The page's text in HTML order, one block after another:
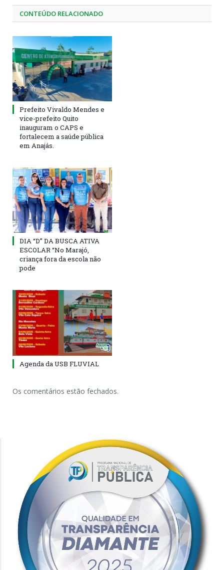
CONTEÚDO RELACIONADO
Prefeito Vivaldo Mendes e
vice-prefeito Quito
inauguram o CAPS e
fortalecem a saúde pública
em Anajás.
DIA “D” DA BUSCA ATIVA
ESCOLAR “No Marajó,
criança fora da escola não
pode
Agenda da USB FLUVIAL
Os comentários estão fechados.